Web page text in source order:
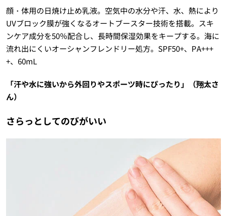
顔・体用の日焼け止め乳液。空気中の水分や汗、水、熱により
UVブロック膜が強くなるオートブースター技術を搭載。スキ
ンケア成分を50％配合し、長時間保湿効果をキープする。海に
流れ出にくいオーシャンフレンドリー処方。SPF50+、PA+++
+、60mL
「汗や水に強いから外回りやスポーツ時にぴったり」（翔太さ
ん）
さらっとしてのびがいい